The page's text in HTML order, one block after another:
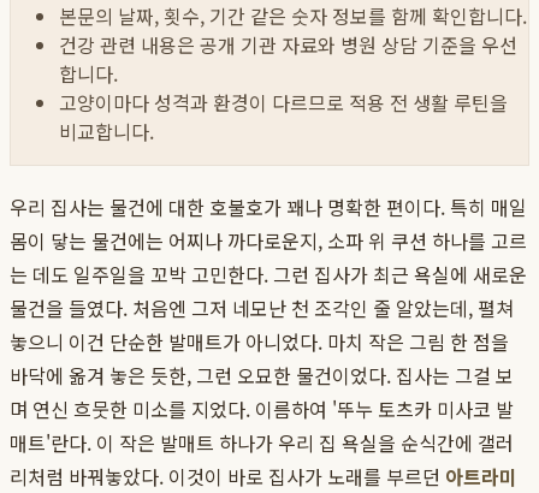
본문의 날짜, 횟수, 기간 같은 숫자 정보를 함께 확인합니다.
건강 관련 내용은 공개 기관 자료와 병원 상담 기준을 우선
합니다.
고양이마다 성격과 환경이 다르므로 적용 전 생활 루틴을
비교합니다.
우리 집사는 물건에 대한 호불호가 꽤나 명확한 편이다. 특히 매일
몸이 닿는 물건에는 어찌나 까다로운지, 소파 위 쿠션 하나를 고르
는 데도 일주일을 꼬박 고민한다. 그런 집사가 최근 욕실에 새로운
물건을 들였다. 처음엔 그저 네모난 천 조각인 줄 알았는데, 펼쳐
놓으니 이건 단순한 발매트가 아니었다. 마치 작은 그림 한 점을
바닥에 옮겨 놓은 듯한, 그런 오묘한 물건이었다. 집사는 그걸 보
며 연신 흐뭇한 미소를 지었다. 이름하여 '뚜누 토츠카 미사코 발
매트'란다. 이 작은 발매트 하나가 우리 집 욕실을 순식간에 갤러
리처럼 바꿔놓았다. 이것이 바로 집사가 노래를 부르던 아트라미